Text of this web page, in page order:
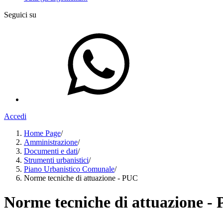
Seguici su
Accedi
Home Page/
Amministrazione/
Documenti e dati/
Strumenti urbanistici/
Piano Urbanistico Comunale/
Norme tecniche di attuazione - PUC
Norme tecniche di attuazione -